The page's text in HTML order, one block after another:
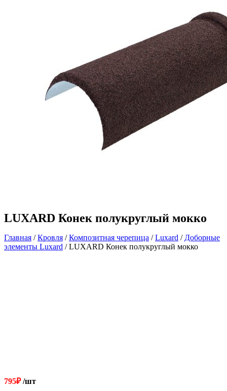
LUXARD Конек полукруглый мокко
Главная /Кровля /Композитная черепица /Luxard / Доборные
элементы Luxard / LUXARD Конек полукруглый мокко
795₽/шт